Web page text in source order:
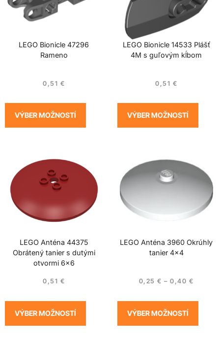
LEGO Bionicle 47296
Rameno
0,51 €
VÝBER MOŽNOSTÍ
LEGO Bionicle 14533 Plášť
4M s guľovým kĺbom
0,51 €
VÝBER MOŽNOSTÍ
LEGO Anténa 44375
Obrátený tanier s dutými
otvormi 6×6
0,51 €
VÝBER MOŽNOSTÍ
LEGO Anténa 3960 Okrúhly
tanier 4×4
0,25€ – 0,40 €
VÝBER MOŽNOSTÍ